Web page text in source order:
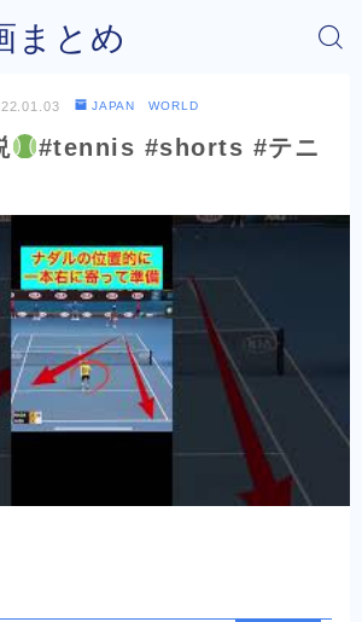
まとめ
JAPAN WORLD
#tennis #shorts #テニ